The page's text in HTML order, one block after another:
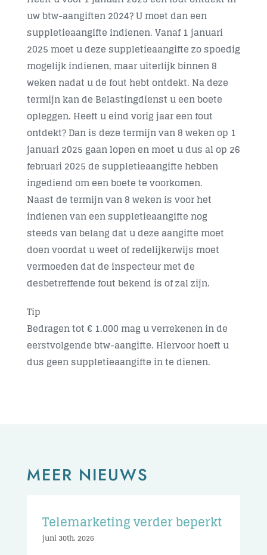
Contact
uw btw-aangiften 2024? U moet dan een
suppletieaangifte indienen. Vanaf 1 januari
2025 moet u deze suppletieaangifte zo spoedig
mogelijk indienen, maar uiterlijk binnen 8
weken nadat u de fout hebt ontdekt. Na deze
termijn kan de Belastingdienst u een boete
opleggen. Heeft u eind vorig jaar een fout
ontdekt? Dan is deze termijn van 8 weken op 1
januari 2025 gaan lopen en moet u dus al op 26
februari 2025 de suppletieaangifte hebben
ingediend om een boete te voorkomen.
Naast de termijn van 8 weken is voor het
indienen van een suppletieaangifte nog
steeds van belang dat u deze aangifte moet
doen voordat u weet of redelijkerwijs moet
vermoeden dat de inspecteur met de
desbetreffende fout bekend is of zal zijn.
Tip
Bedragen tot € 1.000 mag u verrekenen in de
eerstvolgende btw-aangifte. Hiervoor hoeft u
dus geen suppletieaangifte in te dienen.
MEER NIEUWS
Telemarketing verder beperkt
juni 30th, 2026